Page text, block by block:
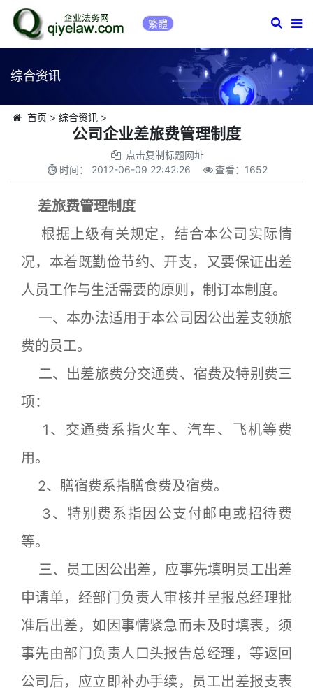
繁體
综合资讯
首页 > 综合资讯>
公司企业差旅费管理制度
点击复制标题网址
时间： 2012-06-09 22:42:26 查看： 1652
差旅费管理制度
根据上级有关规定，结合本公司实际情
况，本着既勤俭节约、开支，又要保证出差
人员工作与生活需要的原则，制订本制度。
一、本办法适用于本公司因公出差支领旅
费的员工。
二、出差旅费分交通费、宿费及特别费三
项：
1、交通费系指火车、汽车、飞机等费
用。
2、膳宿费系指膳食费及宿费。
3、特别费系指因公支付邮电或招待费
等。
三、员工因公出差，应事先填明员工出差
申请单，经部门负责人审核并呈报总经理批
准后出差，如因事情紧急而未及时填表，须
事先由部门负责人口头报告总经理，等返回
公司后，应立即补办手续，员工出差报支表